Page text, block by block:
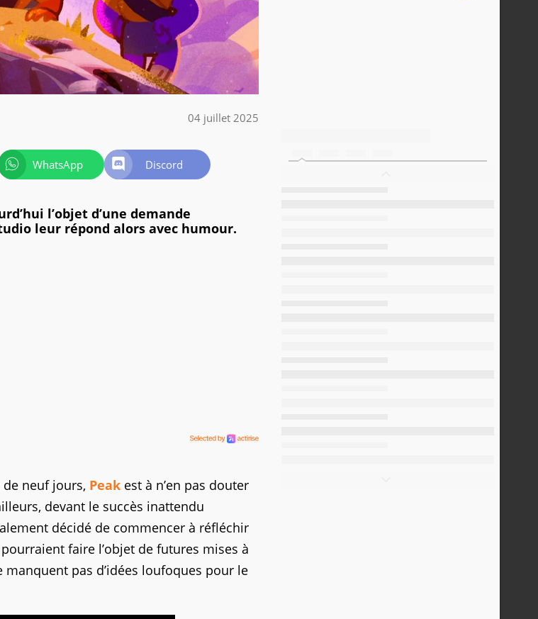
04 juillet 2025
WhatsApp Discord
l’objet d’une demande
leur répond alors avec humour.
de neuf jours, Peak est à n’en pas douter
devant le succès inattendu
décidé de commencer à réfléchir
faire l’objet de futures mises à
manquent pas d’idées loufoques pour le